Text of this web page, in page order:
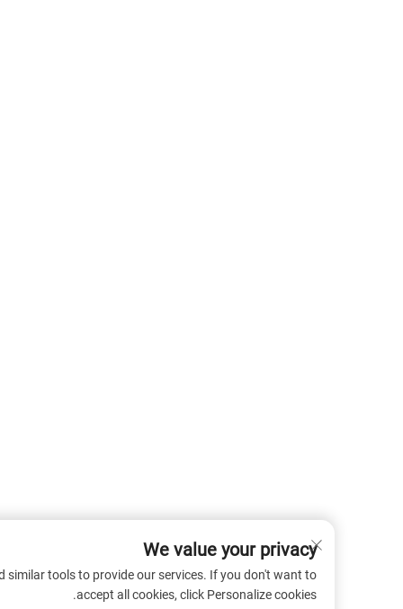
We value your privacy
cookies and similar tools to provide our services. If you don't want to
accept all cookies, click Personalize cookies.